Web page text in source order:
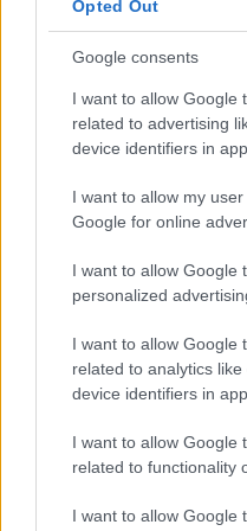
Opted Out
Google consents
I want to allow Google
related to advertising
device identifiers in
I want to allow my
Google for online
I want to allow Google
personalized
I want to allow Google
related to analytics
device identifiers in
I want to allow Google
related to functionality
I want to allow Google
növelik a gép
rontanák annak
Emellett további
felfüggesztési
integráltak az
módosításokataz
védelmi ipar
megőrizzék a gép
miközben növelik az
hagyományosan
hatósugarát és a
konfiguráció miatt
fegyverterét. Leiter
pilóták
az IAF F-35-ös